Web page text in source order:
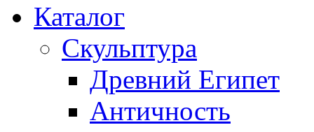
Каталог
Скульптура
Древний Египет
Античность